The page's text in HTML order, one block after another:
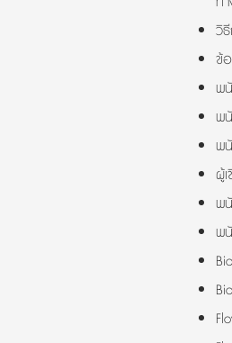
วิ
ข้
พ
พ
พ
ผู้
พ
พ